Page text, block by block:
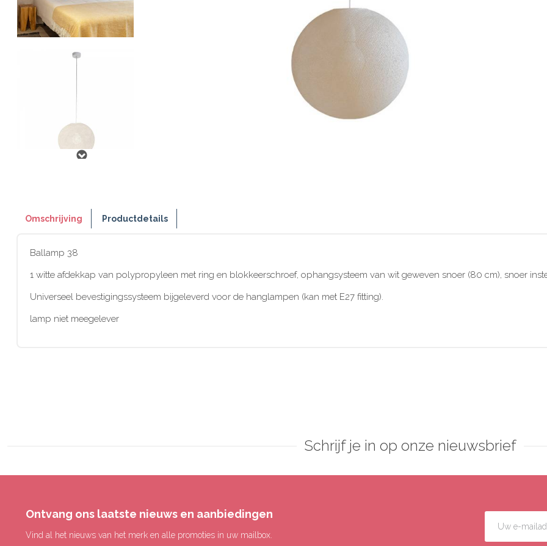
Omschrijving Productdetails
Ballamp 38
1 witte afdekkap van polypropyleen met ring en blokkeerschroef, ophangsysteem van wit geweven snoer (80 cm), snoer
Universeel bevestigingssysteem bijgeleverd voor de hanglampen (kan met E27 fitting).
lamp niet meegelever
Schrijf je in op onze nieuwsbrief
Ontvang ons laatste nieuws en aanbiedingen
Vind al het nieuws van het merk en alle promoties in uw mailbox.